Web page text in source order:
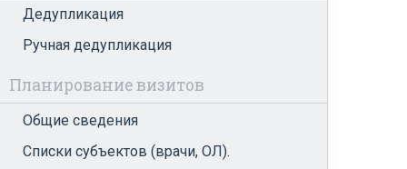
Дедупликация
Ручная дедупликация
Планирование визитов
Общие сведения
Списки субъектов (врачи, ОЛ).